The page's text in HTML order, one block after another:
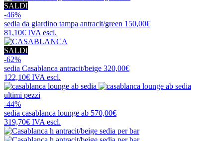
SALDI
-46%
sedia da giardino tampa antracit/green 150,00€
81,10€ IVA escl.
SALDI
-62%
sedia Casablanca antracit/beige 320,00€
122,10€ IVA escl.
ultimi pezzi
-44%
sedia casablanca lounge ab 570,00€
319,70€ IVA escl.